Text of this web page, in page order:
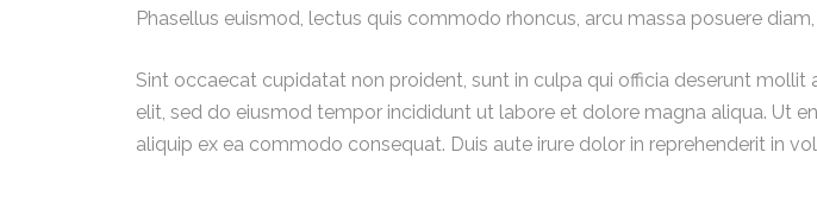
Phasellus euismod, lectus quis commodo rhoncus, arcu massa posuere
Sint occaecat cupidatat non proident, sunt in culpa qui officia deserunt
elit, sed do eiusmod tempor incididunt ut labore et dolore magna aliqua. Ut
aliquip ex ea commodo consequat. Duis aute irure dolor in reprehenderit in